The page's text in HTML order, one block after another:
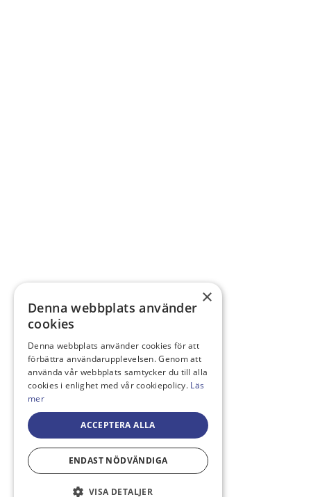
×
Denna webbplats använder
cookies
Denna webbplats använder cookies för att
förbättra användarupplevelsen. Genom att
använda vår webbplats samtycker du till alla
cookies i enlighet med vår cookiepolicy. Läs
mer
ACCEPTERA ALLA
ENDAST NÖDVÄNDIGA
VISA DETALJER